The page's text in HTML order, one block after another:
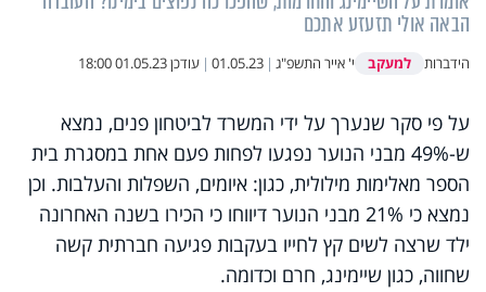
הבאה אולי תזעזע אתכם
הידברות למעקב י' אייר התשפ"ג |
01.05.23
| עודכן01.05.23 18:00
על פי סקר שנערך על ידי המשרד לביטחון פנים, נמצא
ש-49% מבני הנוער נפגעו לפחות פעם אחת במסגרת בית
הספר מאלימות מילולית, כגון: איומים, השפלות והעלבות. וכן
נמצא כי 21% מבני הנוער דיווחו כי הכירו בשנה האחרונה
ילד שרצה לשים קץ לחייו בעקבות פגיעה חברתית קשה
שחווה, כגון שיימינג, חרם וכדומה.